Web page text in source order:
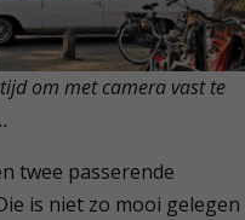
om met camera vast te
twee passerende
is niet zo mooi gelegen